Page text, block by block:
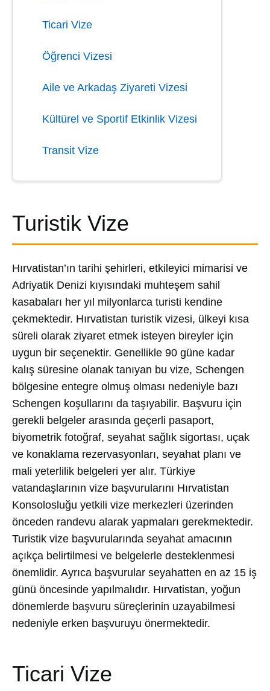
Ticari Vize
Öğrenci Vizesi
Aile ve Arkadaş Ziyareti Vizesi
Kültürel ve Sportif Etkinlik Vizesi
Transit Vize
Turistik Vize
Hırvatistan’ın tarihi şehirleri, etkileyici mimarisi ve
Adriyatik Denizi kıyısındaki muhteşem sahil
kasabaları her yıl milyonlarca turisti kendine
çekmektedir. Hırvatistan turistik vizesi, ülkeyi kısa
süreli olarak ziyaret etmek isteyen bireyler için
uygun bir seçenektir. Genellikle 90 güne kadar
kalış süresine olanak tanıyan bu vize, Schengen
bölgesine entegre olmuş olması nedeniyle bazı
Schengen koşullarını da taşıyabilir. Başvuru için
gerekli belgeler arasında geçerli pasaport,
biyometrik fotoğraf, seyahat sağlık sigortası, uçak
ve konaklama rezervasyonları, seyahat planı ve
mali yeterlilik belgeleri yer alır. Türkiye
vatandaşlarının vize başvurularını Hırvatistan
Konsolosluğu yetkili vize merkezleri üzerinden
önceden randevu alarak yapmaları gerekmektedir.
Turistik vize başvurularında seyahat amacının
açıkça belirtilmesi ve belgelerle desteklenmesi
önemlidir. Ayrıca başvurular seyahatten en az 15 iş
günü öncesinde yapılmalıdır. Hırvatistan, yoğun
dönemlerde başvuru süreçlerinin uzayabilmesi
nedeniyle erken başvuruyu önermektedir.
Ticari Vize